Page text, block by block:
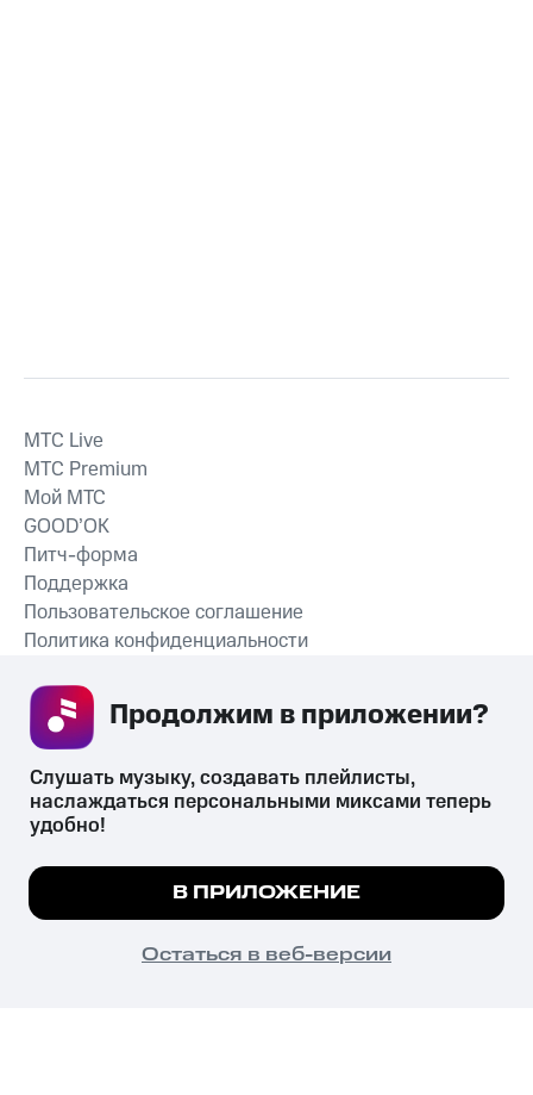
СКАЧАТЬ ПРИЛОЖЕНИЕ
MTС Live
MTС Premium
Мой МТС
GOOD’OK
Питч-форма
Поддержка
Пользовательское соглашение
Политика конфиденциальности
психотропных веществ, их аналогов причиняет вред здоровью,
их незаконный оборот запрещён и влечёт установленную
законодательством ответственность.
© 2026 ООО «КИОН».
Все права защищены
Мы используем куки, чтобы на сайте все
Подробнее
ПОНЯТНО
Слушать музыку, создавать плейлисты,
наслаждаться персональными миксами теперь
удобно!
В ПРИЛОЖЕНИЕ
Остаться в веб-версии